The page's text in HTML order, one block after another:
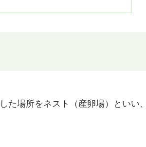
た場所をネスト（産卵場）といい